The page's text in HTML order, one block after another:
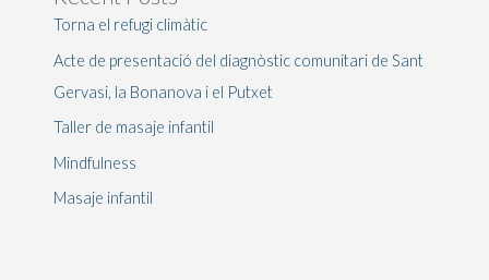
Torna el refugi climàtic
Acte de presentació del diagnòstic comunitari de Sant
Gervasi, la Bonanova i el Putxet
Taller de masaje infantil
Mindfulness
Masaje infantil